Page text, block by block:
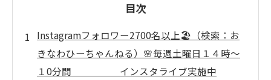
目次
Instagramフォロワー2700名以上🏖️（検索：お
きなわひーちゃんねる）🌸毎週土曜日１４時～
１0分間 インスタライブ実施中